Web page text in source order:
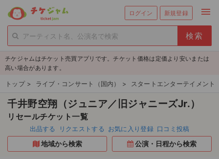
ログイン 新規登録 menu
person_add 新規会員登録
チケットを探す
新着チケット
値下げしたチケット
都道府県からチケットを探す
もうすぐ開催のチケット
チケジャムはチケット売買アプリです。チケット価格は定価より安いまたは
高い場合があります。
トップ > ライブ・コンサート（国内） > スタートエンターテイメント
千井野空翔（ジュニア／旧ジャニーズJr.）
リセールチケット一覧
出品する リクエストする お気に入り登録 口コミ投稿
地域から検索 公演・日程から検索